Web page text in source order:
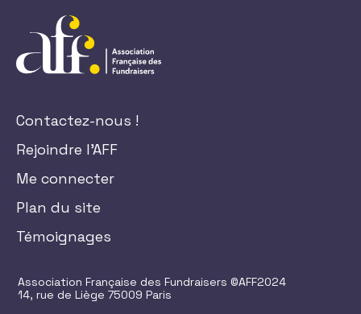
Contactez-nous !
Rejoindre l'AFF
Me connecter
Plan du site
Témoignages
Association Française des Fundraisers ©AFF2024
14, rue de Liège 75009 Paris